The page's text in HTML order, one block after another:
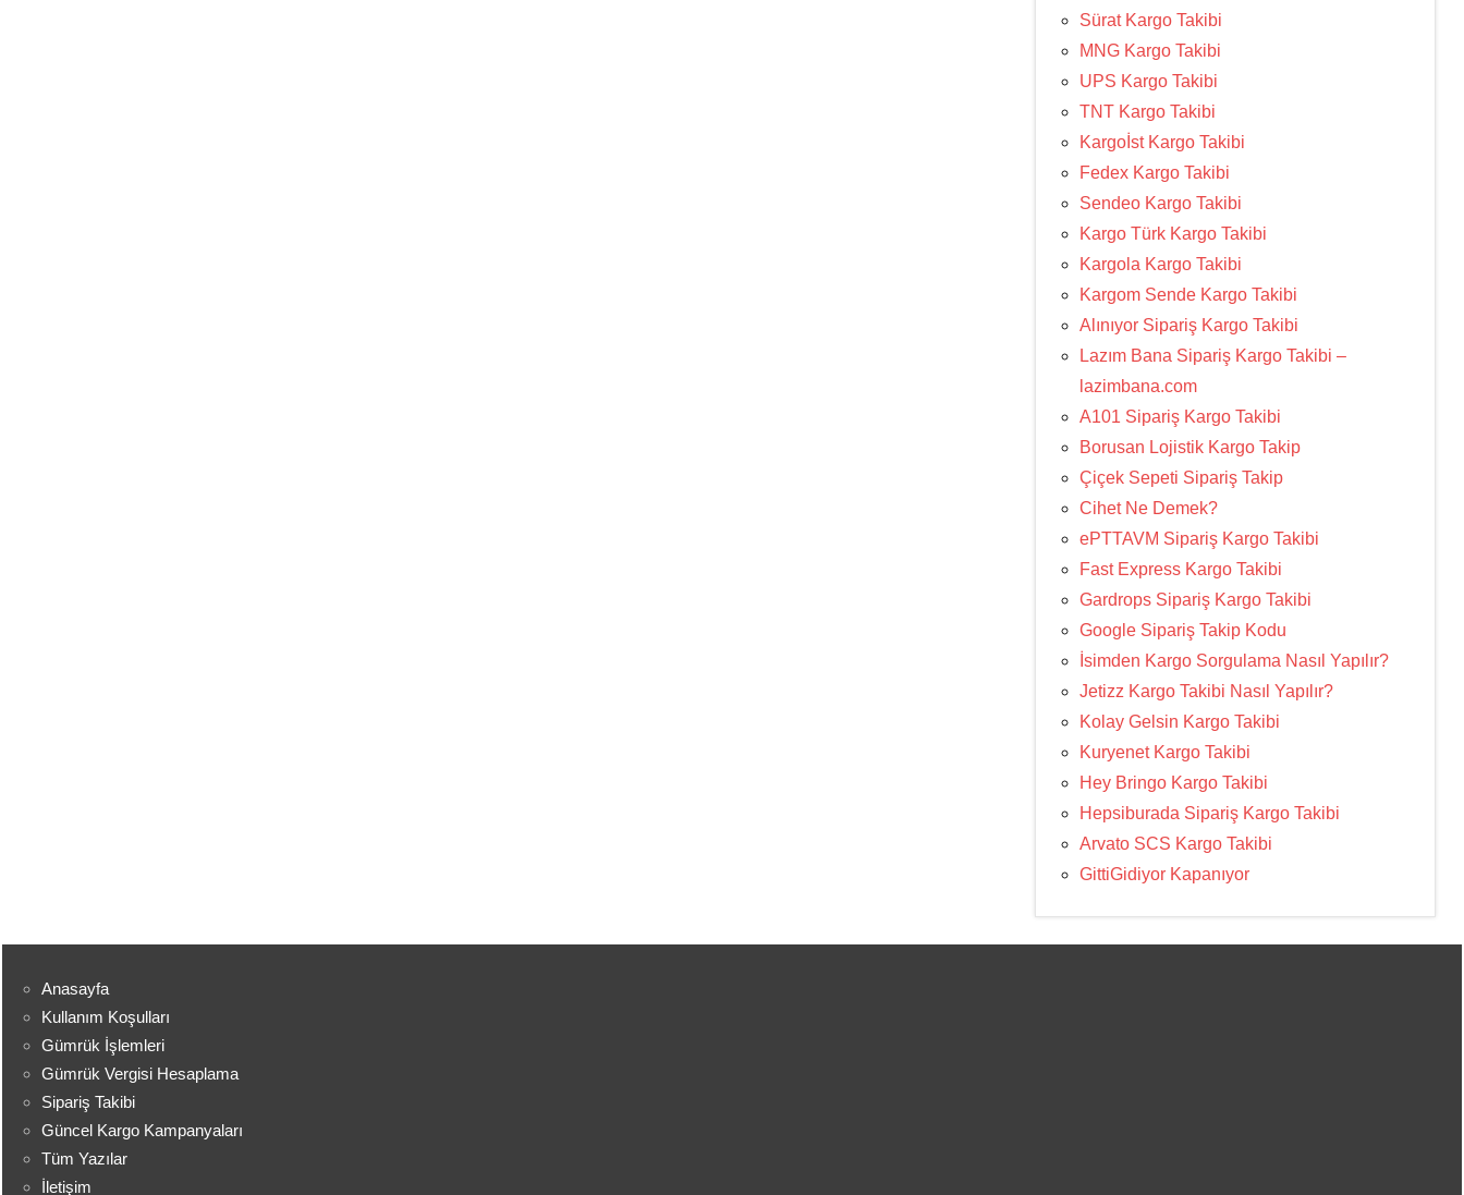
Sürat Kargo Takibi
MNG Kargo Takibi
UPS Kargo Takibi
TNT Kargo Takibi
Kargoİst Kargo Takibi
Fedex Kargo Takibi
Sendeo Kargo Takibi
Kargo Türk Kargo Takibi
Kargola Kargo Takibi
Kargom Sende Kargo Takibi
Alınıyor Sipariş Kargo Takibi
Lazım Bana Sipariş Kargo Takibi –
lazimbana.com
A101 Sipariş Kargo Takibi
Borusan Lojistik Kargo Takip
Çiçek Sepeti Sipariş Takip
Cihet Ne Demek?
ePTTAVM Sipariş Kargo Takibi
Fast Express Kargo Takibi
Gardrops Sipariş Kargo Takibi
Google Sipariş Takip Kodu
İsimden Kargo Sorgulama Nasıl Yapılır?
Jetizz Kargo Takibi Nasıl Yapılır?
Kolay Gelsin Kargo Takibi
Kuryenet Kargo Takibi
Hey Bringo Kargo Takibi
Hepsiburada Sipariş Kargo Takibi
Arvato SCS Kargo Takibi
GittiGidiyor Kapanıyor
Anasayfa
Kullanım Koşulları
Gümrük İşlemleri
Gümrük Vergisi Hesaplama
Sipariş Takibi
Güncel Kargo Kampanyaları
Tüm Yazılar
İletişim